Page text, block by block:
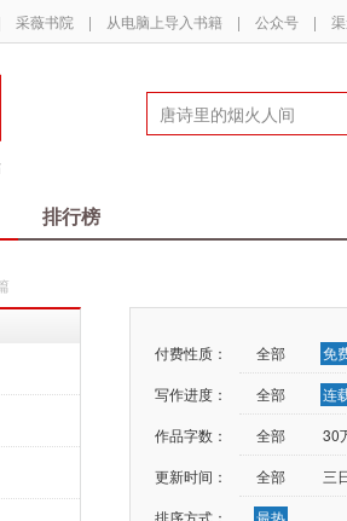
采薇书院 | 从电脑上导入书籍 | 公众号 |
排行榜
付费性质： 全部
免
写作进度：
全部
连
作品字数：
全部
30
更新时间：
全部
三
排序方式：
最热